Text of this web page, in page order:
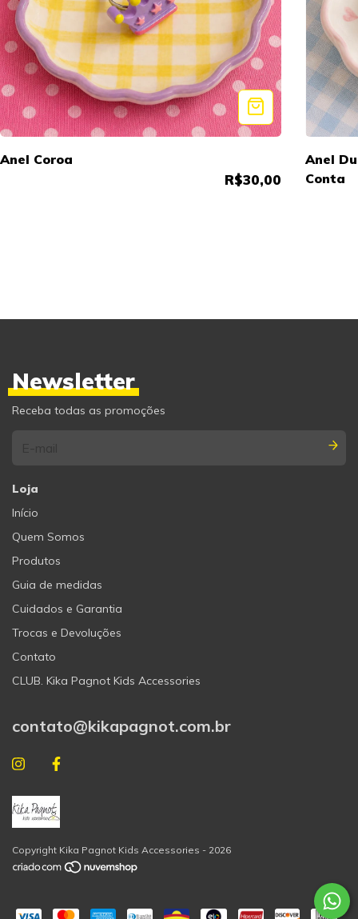
Anel Coroa
R$30,00
Anel
Conta
Newsletter
Receba todas as promoções
Loja
Início
Quem Somos
Produtos
Guia de medidas
Cuidados e Garantia
Trocas e Devoluções
Contato
CLUB. Kika Pagnot Kids Accessories
contato@kikapagnot.com.br
Copyright Kika Pagnot Kids Accessories - 2026